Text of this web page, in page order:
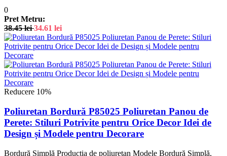
0
Pret Metru:
38.45lei 34.61 lei
Reducere 10%
Poliuretan Bordură P85025 Poliuretan Panou de
Perete: Stiluri Potrivite pentru Orice Decor Idei de
Design și Modele pentru Decorare
Bordură Simplă Producția de poliuretan Modele Bordură Simplă,